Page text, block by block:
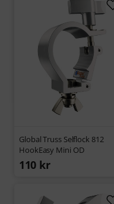
Global Truss Selflock 812
HookEasy Mini OD
110 kr